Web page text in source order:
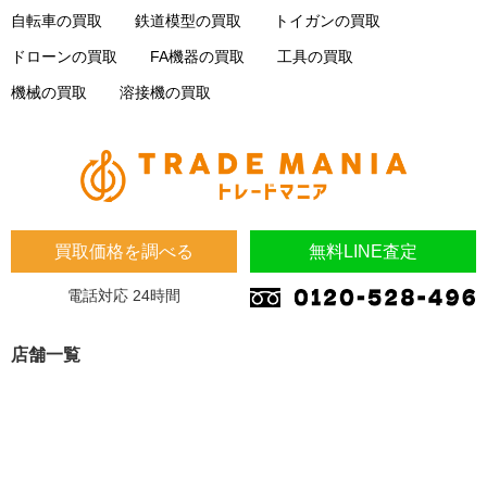
買取価格を調べる 無料LINE査定
電話対応 24時間
店舗一覧
自転車の買取 鉄道模型の買取 トイガンの買取
ドローンの買取 FA機器の買取 工具の買取
機械の買取 溶接機の買取